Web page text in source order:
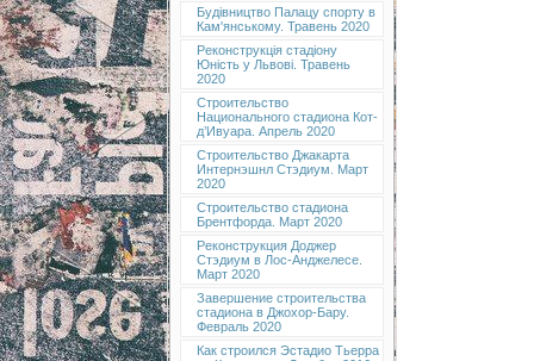
Будівництво Палацу спорту в
Кам'янському. Травень 2020
Реконструкція стадіону
Юність у Львові. Травень
2020
Строительство
Национального стадиона Кот-
д’Ивуара. Апрель 2020
Строительство Джакарта
Интернэшнл Стэдиум. Март
2020
Строительство стадиона
Брентфорда. Март 2020
Реконструкция Доджер
Стэдиум в Лос-Анджелесе.
Март 2020
Завершение строительства
стадиона в Джохор-Бару.
Февраль 2020
Как строился Эстадио Тьерра